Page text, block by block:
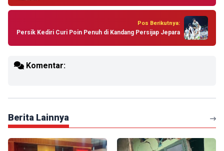
Pos Berikutnya:
Persik Kediri Curi Poin Penuh di Kandang Persijap Jepara
Komentar:
Berita Lainnya